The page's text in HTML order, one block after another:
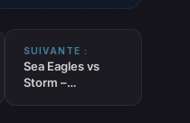
SUIVANTE :
Sea Eagles vs
Storm –